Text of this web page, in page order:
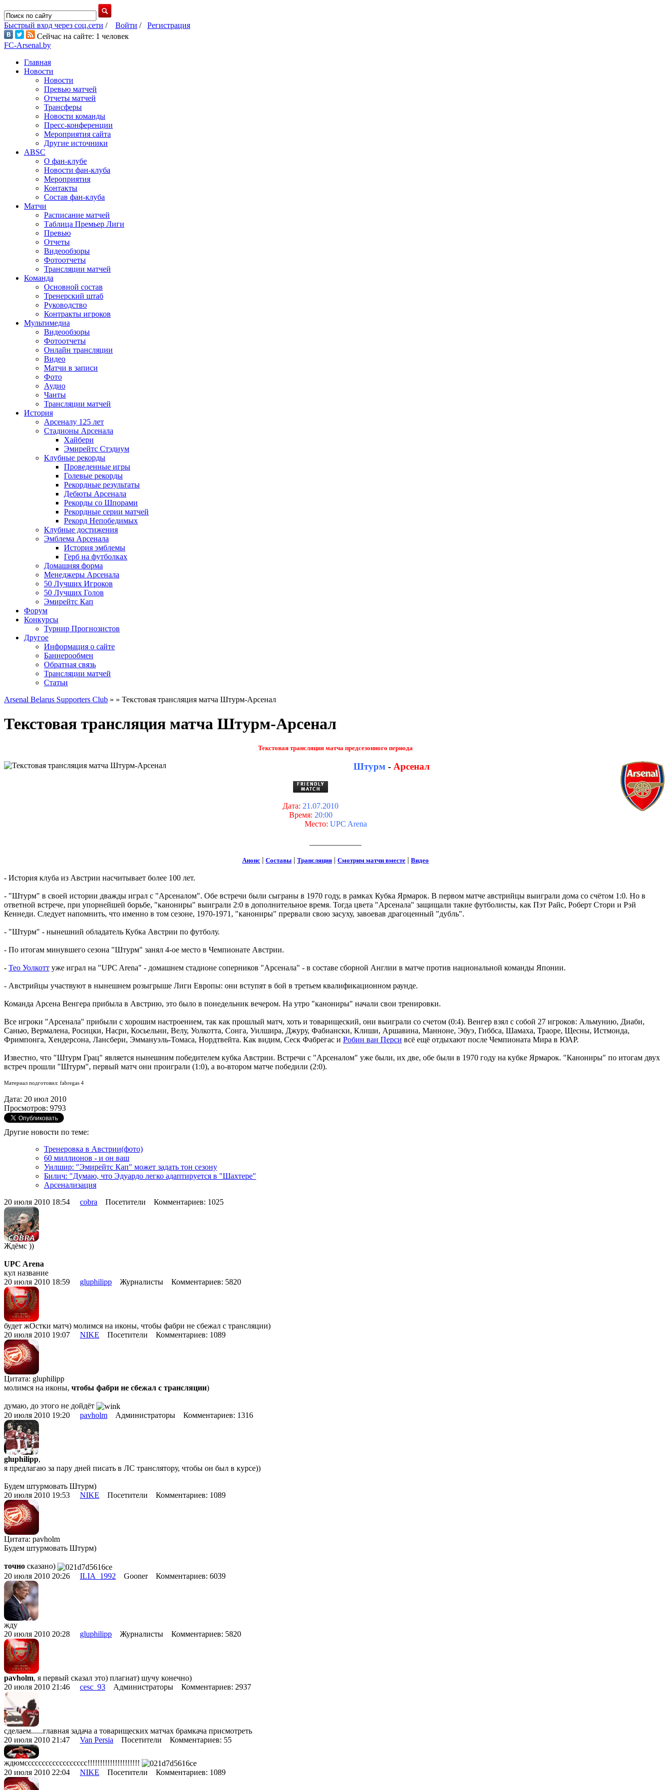
Быстрый вход через соц.сети / Войти / Регистрация
Сейчас на сайте: 1 человек
FC-Arsenal.by
Главная
Новости
Новости
Превью матчей
Отчеты матчей
Трансферы
Новости команды
Пресс-конференции
Мероприятия сайта
Другие источники
ABSC
О фан-клубе
Новости фан-клуба
Мероприятия
Контакты
Состав фан-клуба
Матчи
Расписание матчей
Таблица Премьер Лиги
Превью
Отчеты
Видеообзоры
Фотоотчеты
Трансляции матчей
Команда
Основной состав
Тренерский штаб
Руководство
Контракты игроков
Мультимедиа
Видеообзоры
Фотоотчеты
Онлайн трансляции
Видео
Матчи в записи
Фото
Аудио
Чанты
Трансляции матчей
История
Арсеналу 125 лет
Стадионы Арсенала
Хайбери
Эмирейтс Стэдиум
Клубные рекорды
Проведенные игры
Голевые рекорды
Рекордные результаты
Дебюты Арсенала
Рекорды со Шпорами
Рекордные серии матчей
Рекорд Непобедимых
Клубные достижения
Эмблема Арсенала
История эмблемы
Герб на футболках
Домашняя форма
Менеджеры Арсенала
50 Лучших Игроков
50 Лучших Голов
Эмирейтс Кап
Форум
Конкурсы
Турнир Прогнозистов
Другое
Информация о сайте
Баннерообмен
Обратная связь
Трансляции матчей
Статьи
Arsenal Belarus Supporters Club » » Текстовая трансляция матча Штурм-Арсенал
Текстовая трансляция матча Штурм-Арсенал
Текстовая трансляция матча предсезонного периода
Штурм - Арсенал
Дата: 21.07.2010
Время: 20:00
Место: UPC Arena
Анонс | Составы | Трансляция | Смотрим матчи вместе | Видео
- История клуба из Австрии насчитывает более 100 лет.
- "Штурм" в своей истории дважды играл с "Арсеналом". Обе встречи были сыграны в 1970 году, в рамках Кубка Ярмарок. В первом матче австрийцы выиграли дома со счётом 1:0. Но в
ответной встрече, при упорнейшей борьбе, "канониры" выиграли 2:0 в дополнительное время. Тогда цвета "Арсенала" защищали такие футболисты, как Пэт Райс, Роберт Стори и Рэй
Кеннеди. Следует напомнить, что именно в том сезоне, 1970-1971, "канониры" прервали свою засуху, завоевав драгоценный "дубль".
- "Штурм" - нынешний обладатель Кубка Австрии по футболу.
- По итогам минувшего сезона "Штурм" занял 4-ое место в Чемпионате Австрии.
- Тео Уолкотт уже играл на "UPC Arena" - домашнем стадионе соперников "Арсенала" - в составе сборной Англии в матче против национальной команды Японии.
- Австрийцы участвуют в нынешнем розыгрыше Лиги Европы: они вступят в бой в третьем квалификационном раунде.
Команда Арсена Венгера прибыла в Австрию, это было в понедельник вечером. На утро "канониры" начали свои тренировки.
Все игроки "Арсенала" прибыли с хорошим настроением, так как прошлый матч, хоть и товарищеский, они выиграли со счетом (0:4). Венгер взял с собой 27 игроков: Альмунию, Диаби,
Санью, Вермалена, Росицки, Насри, Косьельни, Велу, Уолкотта, Сонга, Уилшира, Джуру, Фабиански, Клиши, Аршавина, Манноне, Эбуэ, Гиббса, Шамаха, Траоре, Щесны, Истмонда,
Фримпонга, Хендерсона, Лансбери, Эммануэль-Томаса, Нордтвейта. Как видим, Сеск Фабрегас и Робин ван Перси всё ещё отдыхают после Чемпионата Мира в ЮАР.
Известно, что "Штурм Грац" является нынешним победителем кубка Австрии. Встречи с "Арсеналом" уже были, их две, обе были в 1970 году на кубке Ярмарок. "Канониры" по итогам двух
встреч прошли "Штурм", первый матч они проиграли (1:0), а во-втором матче победили (2:0).
Материал подготовил: fabregas 4
Дата: 20 июл 2010
Просмотров: 9793
Другие новости по теме:
Тренеровка в Австрии(фото)
60 миллионов - и он ваш
Уилшир: "Эмирейтс Кап" может задать тон сезону
Билич: "Думаю, что Эдуардо легко адаптируется в "Шахтере"
Арсенализация
20 июля 2010 18:54 cobra Посетители Комментариев: 1025
Ждёмс ))
UPC Arena
кул название
20 июля 2010 18:59 gluphilipp Журналисты Комментариев: 5820
будет жОстки матч) молимся на иконы, чтобы фабри не сбежал с трансляции)
20 июля 2010 19:07 NIKE Посетители Комментариев: 1089
Цитата: gluphilipp
молимся на иконы, чтобы фабри не сбежал с трансляции)
думаю, до этого не дойдёт
20 июля 2010 19:20 pavholm Администраторы Комментариев: 1316
gluphilipp,
я предлагаю за пару дней писать в ЛС транслятору, чтобы он был в курсе))
Будем штурмовать Штурм)
20 июля 2010 19:53 NIKE Посетители Комментариев: 1089
Цитата: pavholm
Будем штурмовать Штурм)
точно сказано)
20 июля 2010 20:26 ILIA_1992 Gooner Комментариев: 6039
жду
20 июля 2010 20:28 gluphilipp Журналисты Комментариев: 5820
pavholm, я первый сказал это) плагиат) шучу конечно)
20 июля 2010 21:46 cesc_93 Администраторы Комментариев: 2937
сделаем......главная задача а товарищеских матчах брамкача присмотреть
20 июля 2010 21:47 Van Persia Посетители Комментариев: 55
ждюмсссссссссссссссссс!!!!!!!!!!!!!!!!!!!!!
20 июля 2010 22:04 NIKE Посетители Комментариев: 1089